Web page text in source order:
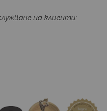
на клиенти: